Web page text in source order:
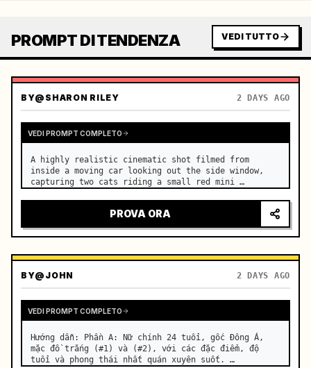
PROMPT DI TENDENZA VEDI TUTTO
BY@SHARON RILEY 2 DAYS AGO
VEDI PROMPT COMPLETO
A highly realistic cinematic shot filmed from
inside a moving car looking out the side window,
capturing two cats riding a small red mini
PROVA ORA
BY@JOHN 2 DAYS AGO
VEDI PROMPT COMPLETO
Hướng dẫn: Phần A: Nữ chính 24 tuổi, gốc Đông Á,
mặc đồ trắng (#1) và (#2), với các đặc điểm, độ
tuổi và phong thái nhất quán xuyên suốt. …